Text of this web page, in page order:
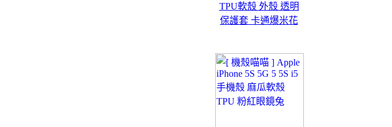
TPU軟殼 外殼 透明
保護套 卡通爆米花